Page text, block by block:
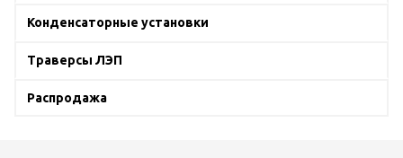
Конденсаторные установки
Траверсы ЛЭП
Распродажа